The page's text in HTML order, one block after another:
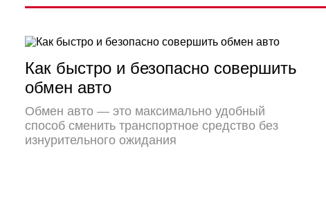
Как быстро и безопасно совершить
обмен авто
Обмен авто — это максимально удобный
способ сменить транспортное средство без
изнурительного ожидания